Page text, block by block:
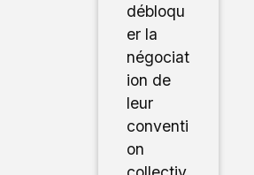
débloqu
er la
négociat
ion de
leur
conventi
on